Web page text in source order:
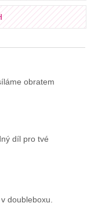
obratem
díl pro tvé
doubleboxu.